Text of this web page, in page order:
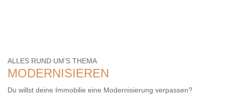
ALLES RUND UM’S THEMA
MODERNISIEREN
Du willst deine Immobilie eine Modernisierung verpassen?